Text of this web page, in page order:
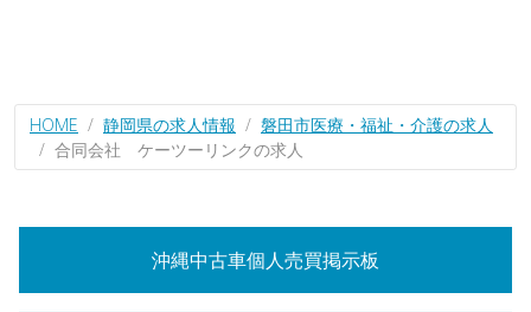
HOME 静岡県の求人情報
磐田市医療・福祉・介護の求人
合同会社 ケーツーリンクの求人
沖縄中古車個人売買掲示板